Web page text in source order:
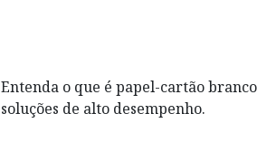
Entenda o que é papel-cartão
soluções de alto desempenho.